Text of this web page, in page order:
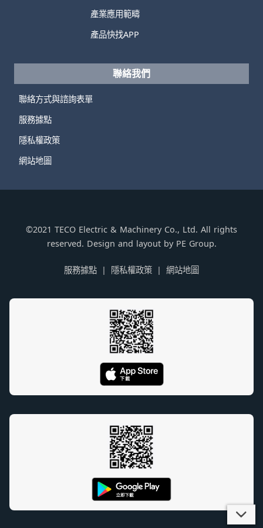
產業應用範疇
產品快找APP
聯絡我們
聯絡方式與諮詢表單
服務據點
隱私權政策
網站地圖
©2021 TECO Electric & Machinery Co., Ltd. All rights
reserved. Design and layout by PE Group.
服務據點 隱私權政策 網站地圖